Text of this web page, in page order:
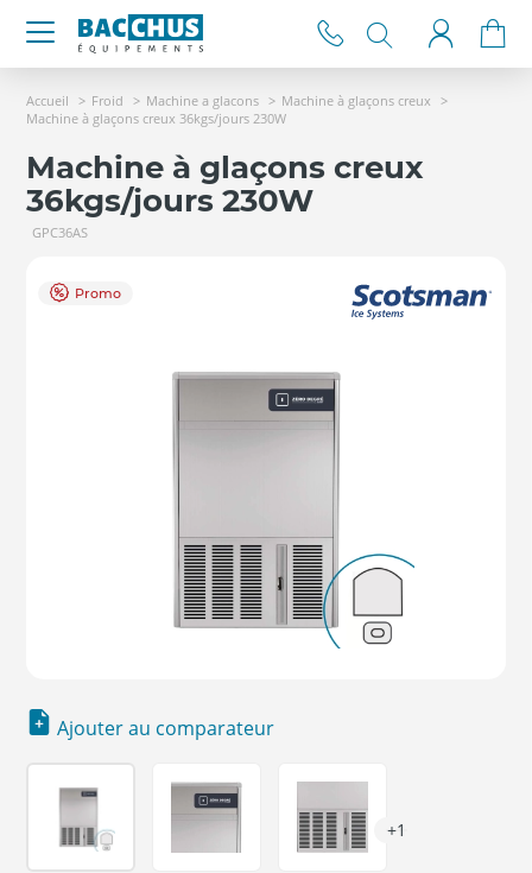
Accueil Froid Machine a glacons
Machine à glaçons creux
Machine à glaçons creux 36kgs/jours 230W
Machine à glaçons creux
36kgs/jours 230W
GPC36AS
Promo
Ajouter au comparateur
+1